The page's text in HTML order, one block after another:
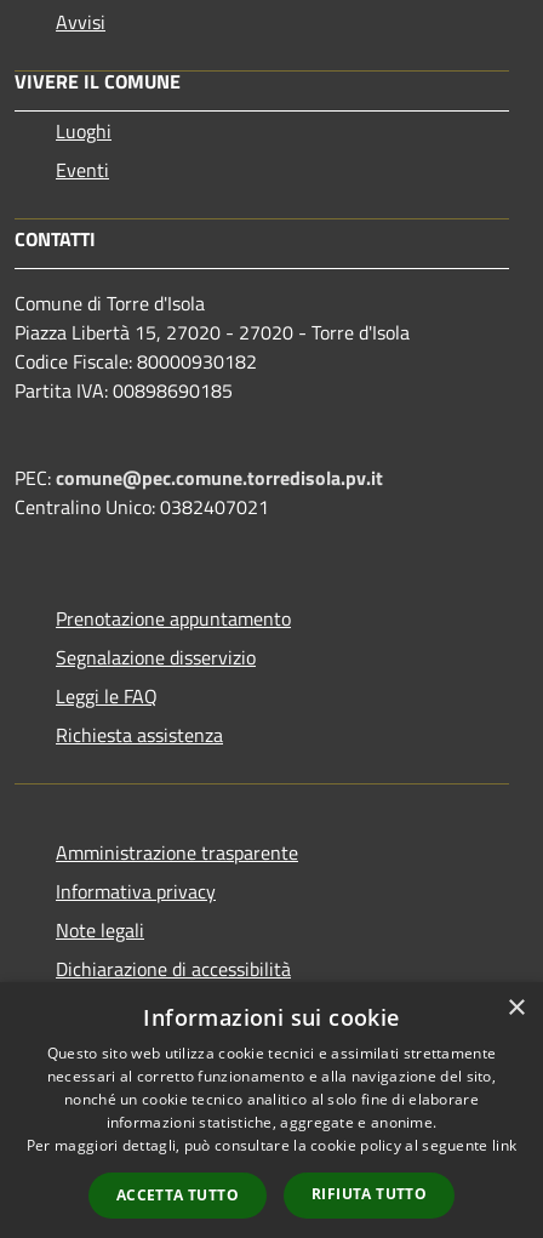
Avvisi
VIVERE IL COMUNE
Luoghi
Eventi
CONTATTI
Comune di Torre d'Isola
Piazza Libertà 15, 27020 - 27020 - Torre d'Isola
Codice Fiscale: 80000930182
Partita IVA: 00898690185
PEC:comune@pec.comune.torredisola.pv.it
Centralino Unico: 0382407021
Prenotazione appuntamento
Segnalazione disservizio
Leggi le FAQ
Richiesta assistenza
Amministrazione trasparente
Informativa privacy
Note legali
Dichiarazione di accessibilità
Whistleblowing-segnalazione illeciti
Accessibilità
Copyright © 2026 • Comune di
Torre d'Isola • Powered by
Municipium•
Accesso
redazione
×
Informazioni sui cookie
Questo sito web utilizza cookie tecnici e assimilati strettamente
necessari al corretto funzionamento e alla navigazione del sito,
nonché un cookie tecnico analitico al solo fine di elaborare
informazioni statistiche, aggregate e anonime.
Per maggiori dettagli, può consultare la cookie policy al seguente link
ACCETTA TUTTO RIFIUTA TUTTO